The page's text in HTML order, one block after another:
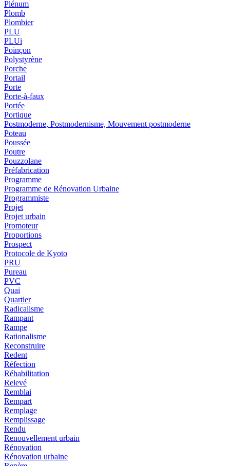
Plénum
Plomb
Plombier
PLU
PLUi
Poinçon
Polystyrène
Porche
Portail
Porte
Porte-à-faux
Portée
Portique
Postmoderne, Postmodernisme, Mouvement postmoderne
Poteau
Poussée
Poutre
Pouzzolane
Préfabrication
Programme
Programme de Rénovation Urbaine
Programmiste
Projet
Projet urbain
Promoteur
Proportions
Prospect
Protocole de Kyoto
PRU
Pureau
PVC
Quai
Quartier
Radicalisme
Rampant
Rampe
Rationalisme
Reconstruire
Redent
Réfection
Réhabilitation
Relevé
Remblai
Rempart
Remplage
Remplissage
Rendu
Renouvellement urbain
Rénovation
Rénovation urbaine